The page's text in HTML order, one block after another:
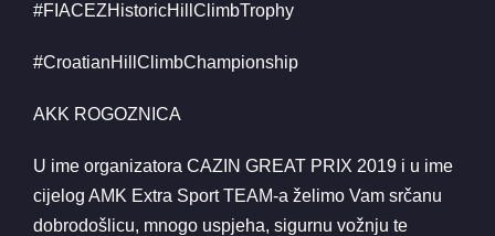
#FIACEZHistoricHillClimbTrophy
#CroatianHillClimbChampionship
AKK ROGOZNICA
U ime organizatora CAZIN GREAT PRIX 2019 i u ime
cijelog AMK Extra Sport TEAM-a želimo Vam srčanu
dobrodošlicu, mnogo uspjeha, sigurnu vožnju te